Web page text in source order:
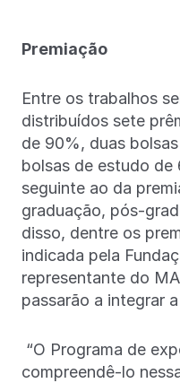
Premiação
Entre os trabalhos
distribuídos sete
de 90%, duas
bolsas de estudo de
seguinte ao da
graduação, pós-
disso, dentre os
indicada pela
representante do
passarão a integrar
“O Programa de
compreendê-lo